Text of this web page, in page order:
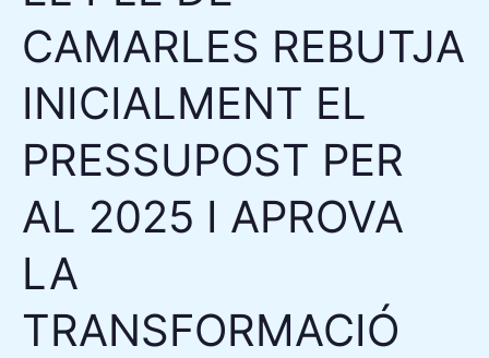
CAMARLES REBUTJA
INICIALMENT EL
PRESSUPOST PER
AL 2025 I APROVA
LA
TRANSFORMACIÓ
AL
2025
APROVA
LA
DE
MANCOMUNITAT
DELTATRES